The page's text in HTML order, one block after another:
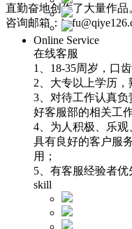
直勤奋地创作了大量作
咨询邮箱：
Online Service
在线客服
1、18-35周岁，口
2、大专以上学历，
3、对待工作认真
好客服部的相关工作
4、为人积极、乐观
具有良好的客户服
用；
5、有客服经验者优
skill